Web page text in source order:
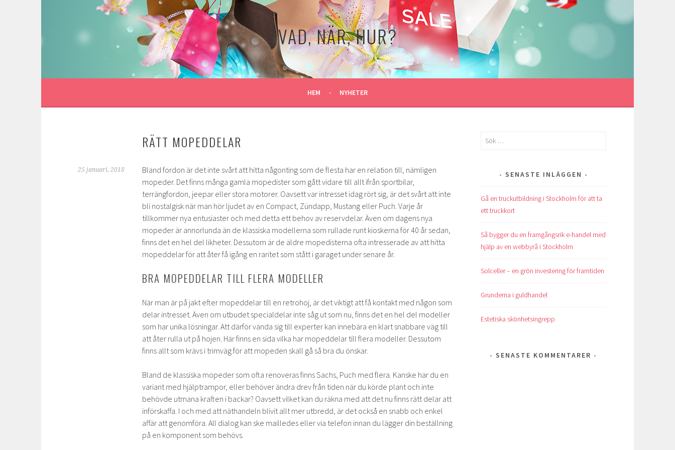
VAD, NÄR, HUR?
HEM NYHETER
RÄTT MOPEDDELAR
25 januari, 2018
Bland fordon är det inte svårt att hitta någonting som de flesta har en relation till, nämligen
mopeder. Det finns många gamla mopedister som gått vidare till allt ifrån sportbilar,
terrängfordon, jeepar eller stora motorer. Oavsett var intresset idag rört sig, är det svårt att inte
bli nostalgisk när man hör ljudet av en Compact, Zündapp, Mustang eller Puch. Varje år
tillkommer nya entusiaster och med detta ett behov av reservdelar. Även om dagens nya
mopeder är annorlunda än de klassiska modellerna som rullade runt kioskerna för 40 år sedan,
finns det en hel del likheter. Dessutom är de äldre mopedisterna ofta intresserade av att hitta
mopeddelar för att åter få igång en raritet som stått i garaget under senare år.
BRA MOPEDDELAR TILL FLERA MODELLER
När man är på jakt efter mopeddelar till en retrohoj, är det viktigt att få kontakt med någon som
delar intresset. Även om utbudet specialdelar inte såg ut som nu, finns det en hel del modeller
som har unika lösningar. Att därför vända sig till experter kan innebära en klart snabbare väg till
att åter rulla ut på hojen. Här finns en sida vilka har mopeddelar till flera modeller. Dessutom
finns allt som krävs i trimväg för att mopeden skall gå så bra du önskar.
Bland de klassiska mopeder som ofta renoveras finns Sachs, Puch med flera. Kanske har du en
variant med hjälptrampor, eller behöver ändra drev från tiden när du körde plant och inte
behövde utmana kraften i backar? Oavsett vilket kan du räkna med att det nu finns rätt delar att
införskaffa. I och med att näthandeln blivit allt mer utbredd, är det också en snabb och enkel
affär att genomföra. All dialog kan ske mailledes eller via telefon innan du lägger din beställning
på en komponent som behövs.
Sök
SENASTE INLÄGGEN
Gå en truckutbildning i Stockholm för att ta
ett truckkort
Så bygger du en framgångsrik e-handel med
hjälp av en webbyrå i Stockholm
Solceller – en grön investering för framtiden
Grunderna i guldhandel
Estetiska skönhetsingrepp
SENASTE KOMMENTARER